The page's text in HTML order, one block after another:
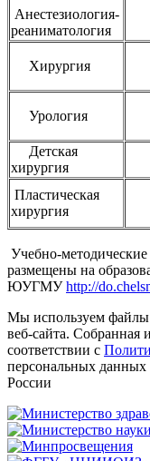
Анестезиология-
реаниматология
Хирургия
Урология
Детская
хирургия
Пластическая
хирургия
Учебно-
размещены на
ЮУГМУhttp://
Мы используем файлы
веб-сайта. Собранная
соответствии с
персональных
России